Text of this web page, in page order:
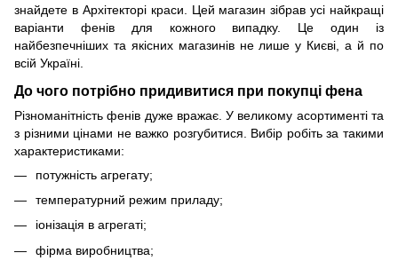
знайдете в Архітекторі краси. Цей магазин зібрав усі найкращі
варіанти фенів для кожного випадку. Це один із
найбезпечніших та якісних магазинів не лише у Києві, а й по
всій Україні.
До чого потрібно придивитися при покупці фена
Різноманітність фенів дуже вражає. У великому асортименті та
з різними цінами не важко розгубитися. Вибір робіть за такими
характеристиками:
потужність агрегату;
температурний режим приладу;
іонізація в агрегаті;
фірма виробництва;